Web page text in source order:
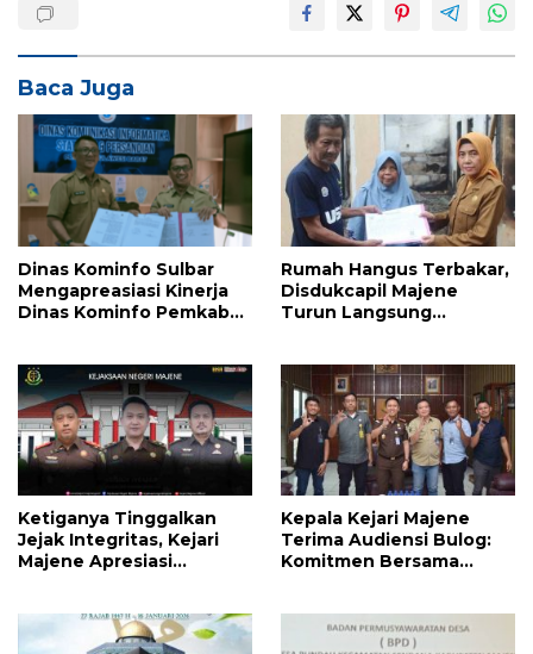
Baca Juga
Dinas Kominfo Sulbar
Mengapreasiasi Kinerja
Dinas Kominfo Pemkab
Rumah Hangus Terbakar,
Disdukcapil Majene
Turun Langsung
Ketiganya Tinggalkan
Jejak Integritas, Kejari
Majene Apresiasi
Kepala Kejari Majene
Terima Audiensi Bulog:
Komitmen Bersama